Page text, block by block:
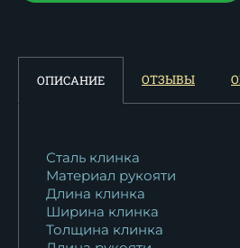
ОПИСАНИЕ ОТЗЫВЫ
Сталь клинка
Материал рукояти
Длина клинка
Ширина клинка
Толщина клинка